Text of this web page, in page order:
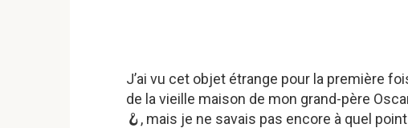
J’ai vu cet objet étrange pour la première
de la vieille maison de mon grand-père
🪝, mais je ne savais pas encore à quel